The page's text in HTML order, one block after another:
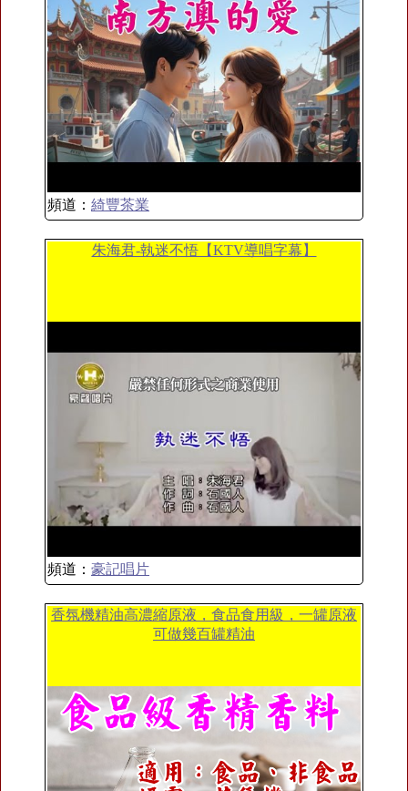
頻道： 綺豐茶業
朱海君-執迷不悟【KTV導唱字幕】
頻道： 豪記唱片
香氛機精油高濃縮原液，食品食用級，一罐原液
可做幾百罐精油